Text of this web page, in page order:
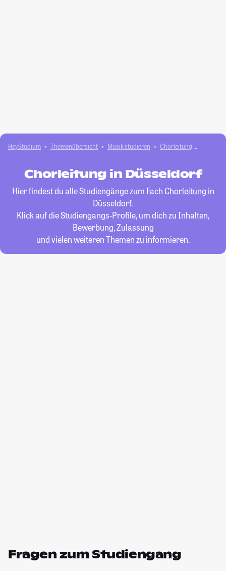
HeyStudium Themenübersicht Musik studieren Chorleitung
Chorleitung in Düsseldorf
Hier findest du alle Studiengänge zum Fach Chorleitung in
Düsseldorf.
Klick auf die Studiengangs-Profile, um dich zu Inhalten,
Bewerbung, Zulassung
und vielen weiteren Themen zu informieren.
Fragen zum Studiengang